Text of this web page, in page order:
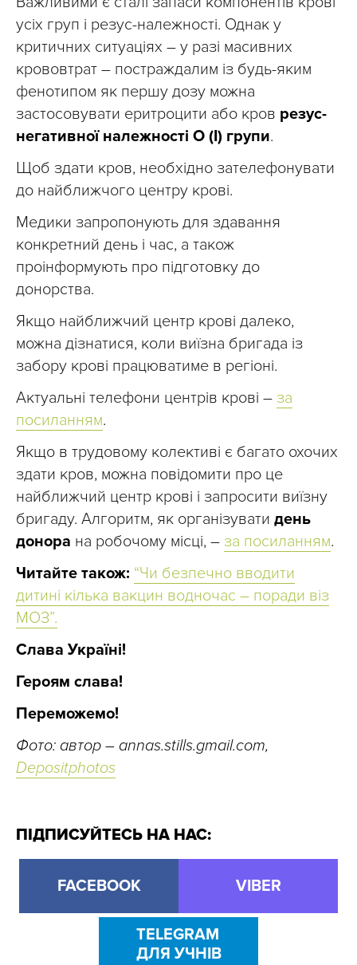
усіх груп і резус-належності. Однак у
критичних ситуаціях – у разі масивних
крововтрат – постраждалим із будь-яким
фенотипом як першу дозу можна
застосовувати еритроцити або кров резус-
негативної належності О (І) групи.
Щоб здати кров, необхідно зателефонувати
до найближчого центру крові.
Медики запропонують для здавання
конкретний день і час, а також
проінформують про підготовку до
донорства.
Якщо найближчий центр крові далеко,
можна дізнатися, коли виїзна бригада із
забору крові працюватиме в регіоні.
Актуальні телефони центрів крові – за
посиланням.
Якщо в трудовому колективі є багато охочих
здати кров, можна повідомити про це
найближчий центр крові і запросити виїзну
бригаду. Алгоритм, як організувати день
донора на робочому місці, – за посиланням.
Читайте також: “Чи безпечно вводити
дитині кілька вакцин водночас – поради віз
МОЗ”.
Слава Україні!
Героям слава!
Переможемо!
Фото: автор – annas.stills.gmail.com,
Depositphotos
ПІДПИСУЙТЕСЬ НА НАС:
FACEBOOK VIBER
TELEGRAM
ДЛЯ УЧНІВ